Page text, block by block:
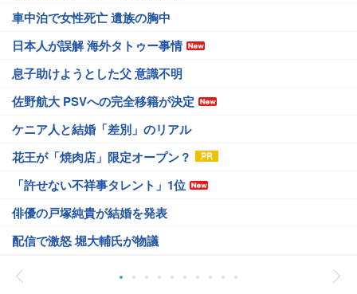
車中泊で女性死亡 遺族の胸中
日本人が誤解 海外タトゥー事情
息子助けようとした父 意識不明
佐野航大 PSVへの完全移籍が決定
ケニア人と結婚「差別」のリアル
花王が「焼肉店」限定オープン？
「許せない不祥事タレント」1位
俳優の戸塚純貴が結婚を発表
配信で激怒 堀大輔氏が物議